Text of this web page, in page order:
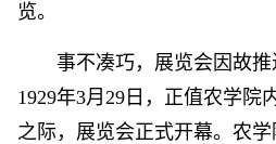
览。
事不凑巧，展览会因故推
1929年3月29日，正值农学院
之际，展览会正式开幕。农学